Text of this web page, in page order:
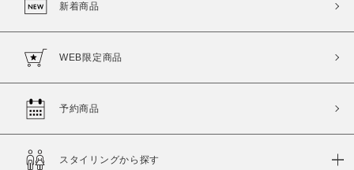
カラー
新着商品
WEB限定商品
予約商品
スタイリングから探す